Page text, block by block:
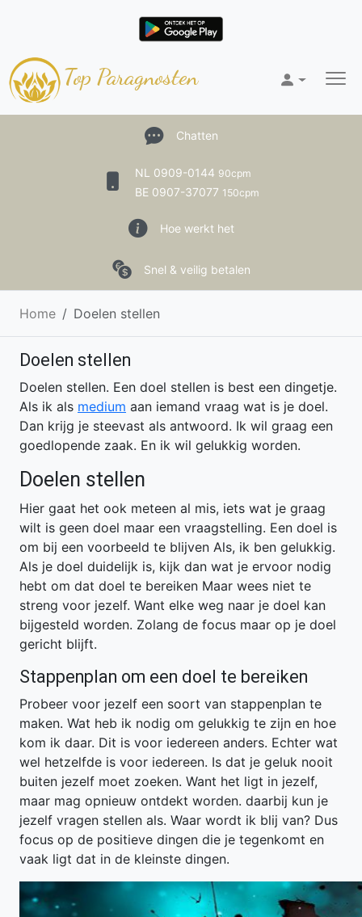
Top Paragnosten
Chatten
NL 0909-0144 90cpm
BE 0907-37077 150cpm
Hoe werkt het
Snel & veilig betalen
Home Doelen stellen
Doelen stellen
Doelen stellen. Een doel stellen is best een dingetje.
Als ik als medium aan iemand vraag wat is je doel.
Dan krijg je steevast als antwoord. Ik wil graag een
goedlopende zaak. En ik wil gelukkig worden.
Doelen stellen
Hier gaat het ook meteen al mis, iets wat je graag
wilt is geen doel maar een vraagstelling. Een doel is
om bij een voorbeeld te blijven Als, ik ben gelukkig.
Als je doel duidelijk is, kijk dan wat je ervoor nodig
hebt om dat doel te bereiken Maar wees niet te
streng voor jezelf. Want elke weg naar je doel kan
bijgesteld worden. Zolang de focus maar op je doel
gericht blijft.
Stappenplan om een doel te bereiken
Probeer voor jezelf een soort van stappenplan te
maken. Wat heb ik nodig om gelukkig te zijn en hoe
kom ik daar. Dit is voor iedereen anders. Echter wat
wel hetzelfde is voor iedereen. Is dat je geluk nooit
buiten jezelf moet zoeken. Want het ligt in jezelf,
maar mag opnieuw ontdekt worden. daarbij kun je
jezelf vragen stellen als. Waar wordt ik blij van? Dus
focus op de positieve dingen die je tegenkomt en
vaak ligt dat in de kleinste dingen.